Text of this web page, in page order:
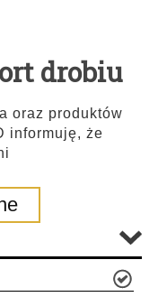
drobiu
oraz produktów
informuję, że